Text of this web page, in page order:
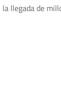
llegada de